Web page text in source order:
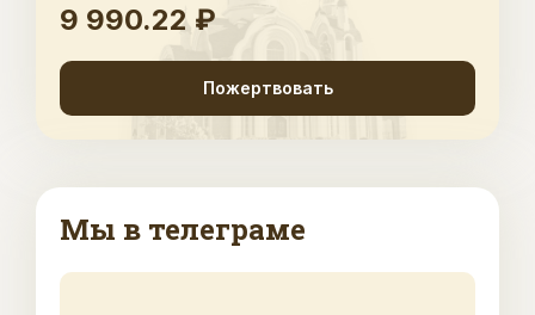
9 990.22 ₽
Пожертвовать
Мы в телеграме